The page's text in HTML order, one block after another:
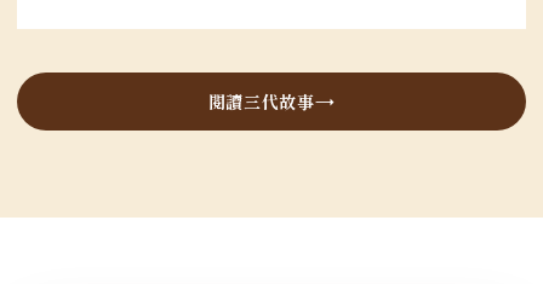
閱讀三代故事